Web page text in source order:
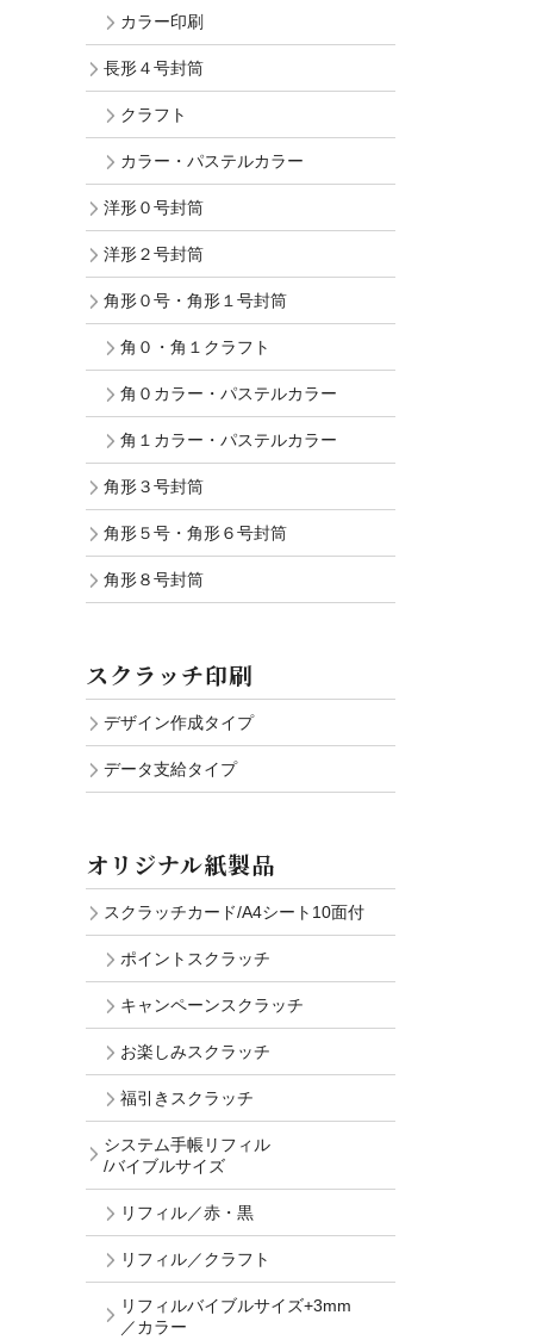
カラー印刷
長形４号封筒
クラフト
カラー・パステルカラー
洋形０号封筒
洋形２号封筒
角形０号・角形１号封筒
角０・角１クラフト
角０カラー・パステルカラー
角１カラー・パステルカラー
角形３号封筒
角形５号・角形６号封筒
角形８号封筒
スクラッチ印刷
デザイン作成タイプ
データ支給タイプ
オリジナル紙製品
スクラッチカード/A4シート10面付
ポイントスクラッチ
キャンペーンスクラッチ
お楽しみスクラッチ
福引きスクラッチ
システム手帳リフィル
/バイブルサイズ
リフィル／赤・黒
リフィル／クラフト
リフィルバイブルサイズ+3mm
／カラー